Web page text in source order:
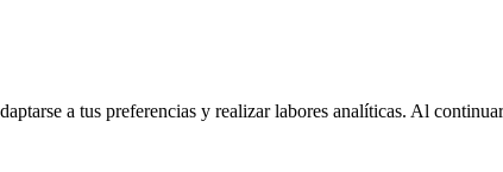
a tus preferencias y realizar labores analíticas. Al